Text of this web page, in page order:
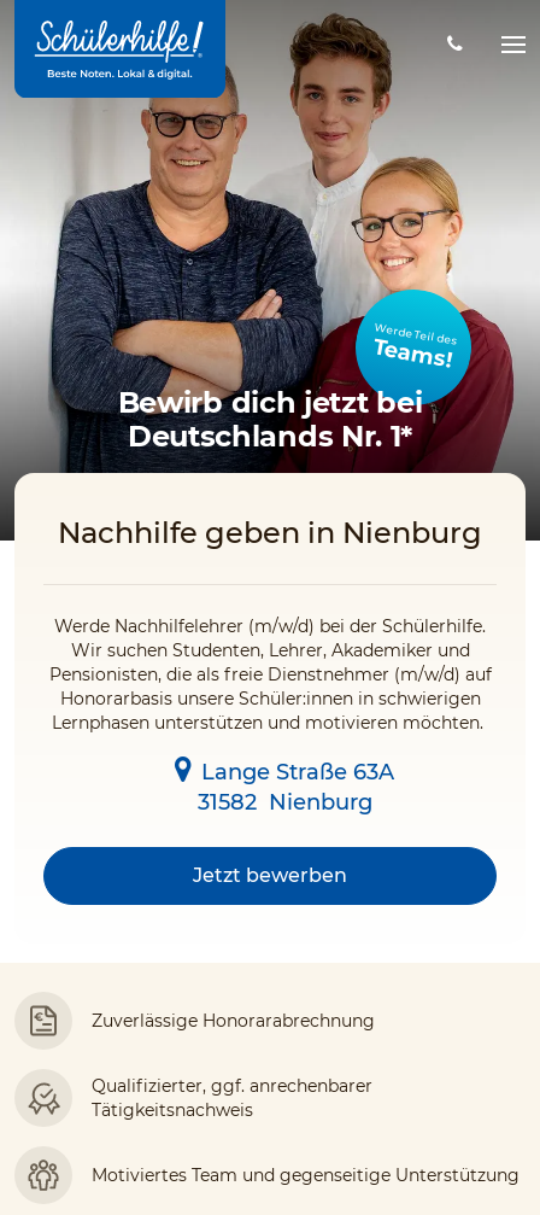
Hauptinhalt
Werde Teil des
Teams!
Bewirb dich jetzt bei
Deutschlands Nr. 1*
Nachhilfe geben in Nienburg
Werde Nachhilfelehrer (m/w/d) bei der Schülerhilfe.
Wir suchen Studenten, Lehrer, Akademiker und
Pensionisten, die als freie Dienstnehmer (m/w/d) auf
Honorarbasis unsere Schüler:innen in schwierigen
Lernphasen unterstützen und motivieren möchten.
Lange Straße 63A
31582 Nienburg
Jetzt bewerben
Zuverlässige Honorarabrechnung
Qualifizierter, ggf. anrechenbarer
Tätigkeitsnachweis
Motiviertes Team und gegenseitige Unterstützung